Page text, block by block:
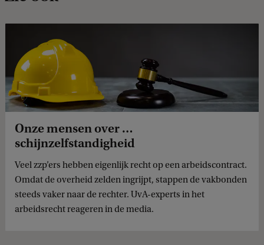
Onze mensen over …
schijnzelfstandigheid
Veel zzp’ers hebben eigenlijk recht op een arbeidscontract.
Omdat de overheid zelden ingrijpt, stappen de vakbonden
steeds vaker naar de rechter. UvA-experts in het
arbeidsrecht reageren in de media.